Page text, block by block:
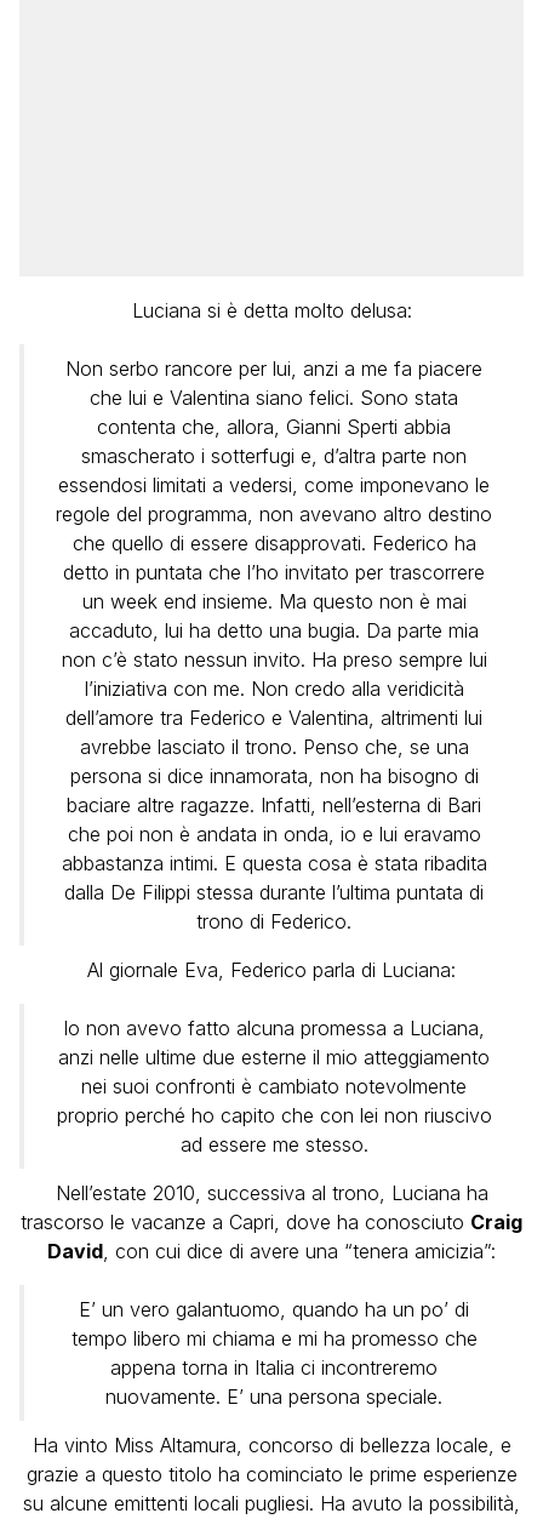
Luciana si è detta molto delusa:
Non serbo rancore per lui, anzi a me fa piacere
che lui e Valentina siano felici. Sono stata
contenta che, allora, Gianni Sperti abbia
smascherato i sotterfugi e, d’altra parte non
essendosi limitati a vedersi, come imponevano le
regole del programma, non avevano altro destino
che quello di essere disapprovati. Federico ha
detto in puntata che l’ho invitato per trascorrere
un week end insieme. Ma questo non è mai
accaduto, lui ha detto una bugia. Da parte mia
non c’è stato nessun invito. Ha preso sempre lui
l’iniziativa con me. Non credo alla veridicità
dell’amore tra Federico e Valentina, altrimenti lui
avrebbe lasciato il trono. Penso che, se una
persona si dice innamorata, non ha bisogno di
baciare altre ragazze. Infatti, nell’esterna di Bari
che poi non è andata in onda, io e lui eravamo
abbastanza intimi. E questa cosa è stata ribadita
dalla De Filippi stessa durante l’ultima puntata di
trono di Federico.
Al giornale Eva, Federico parla di Luciana:
Io non avevo fatto alcuna promessa a Luciana,
anzi nelle ultime due esterne il mio atteggiamento
nei suoi confronti è cambiato notevolmente
proprio perché ho capito che con lei non riuscivo
ad essere me stesso.
Nell’estate 2010, successiva al trono, Luciana ha
trascorso le vacanze a Capri, dove ha conosciuto Craig
David, con cui dice di avere una “tenera amicizia”:
E’ un vero galantuomo, quando ha un po’ di
tempo libero mi chiama e mi ha promesso che
appena torna in Italia ci incontreremo
nuovamente. E’ una persona speciale.
Ha vinto Miss Altamura, concorso di bellezza locale, e
grazie a questo titolo ha cominciato le prime esperienze
su alcune emittenti locali pugliesi. Ha avuto la possibilità,